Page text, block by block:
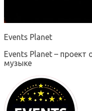
Events Planet
Events Planet – проект
музыке